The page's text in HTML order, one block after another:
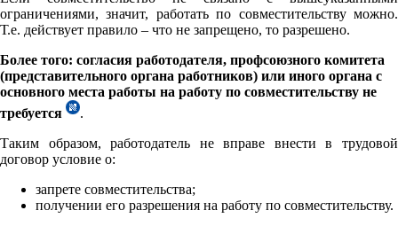
ограничениями, значит, работать по совместительству можно.
Т.е. действует правило – что не запрещено, то разрешено.
Более того: согласия работодателя, профсоюзного комитета
(представительного органа работников) или иного органа с
основного места работы на работу по совместительству не
требуется
.
Таким образом, работодатель не вправе внести в трудовой
договор условие о:
запрете совместительства;
получении его разрешения на работу по совместительству.